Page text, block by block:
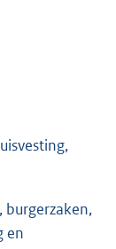
burgerzaken,
en